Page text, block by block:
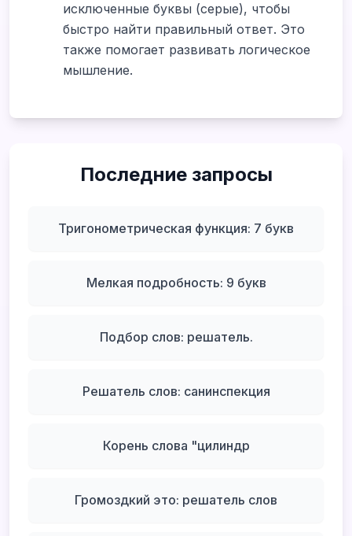
исключенные буквы (серые), чтобы
быстро найти правильный ответ. Это
также помогает развивать логическое
мышление.
Последние запросы
Тригонометрическая функция: 7 букв
Мелкая подробность: 9 букв
Подбор слов: решатель.
Решатель слов: санинспекция
Корень слова "цилиндр
Громоздкий это: решатель слов